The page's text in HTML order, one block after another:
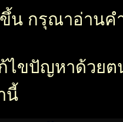
น กรุณาอ่านค
ไขปัญหาด้วย
นี้